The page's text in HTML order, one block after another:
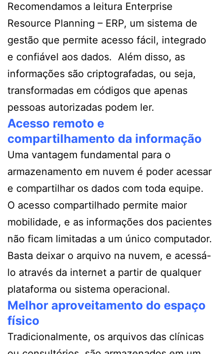
Recomendamos a leitura Enterprise
Resource Planning – ERP, um sistema de
gestão que permite acesso fácil, integrado
e confiável aos dados. Além disso, as
informações são criptografadas, ou seja,
transformadas em códigos que apenas
pessoas autorizadas podem ler.
Acesso remoto e
compartilhamento da informação
Uma vantagem fundamental para o
armazenamento em nuvem é poder acessar
e compartilhar os dados com toda equipe.
O acesso compartilhado permite maior
mobilidade, e as informações dos pacientes
não ficam limitadas a um único computador.
Basta deixar o arquivo na nuvem, e acessá-
lo através da internet a partir de qualquer
plataforma ou sistema operacional.
Melhor aproveitamento do espaço
físico
Tradicionalmente, os arquivos das clínicas